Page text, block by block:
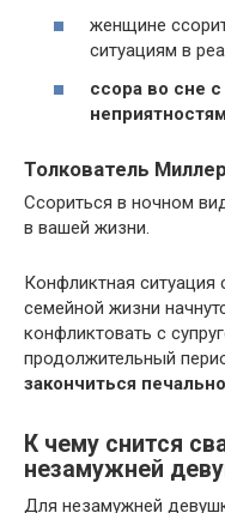
женщине
ситуациям в
ссора во сне
Толкователь
Ссориться в ночном
в вашей жизни.
Конфликтная
семейной жизни
конфликтовать с
продолжительный
закончиться
К чему снится
незамужней
Для незамужней